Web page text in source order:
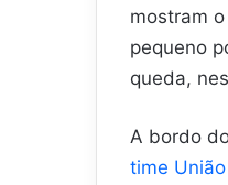
mostram o
pequeno
queda,
A bordo
time União